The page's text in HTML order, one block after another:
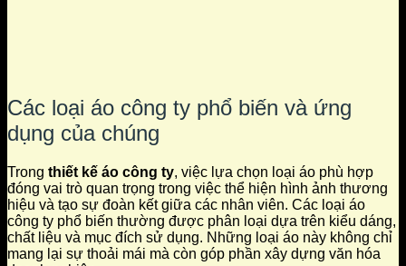
Các loại áo công ty phổ biến và ứng
dụng của chúng
Trong thiết kế áo công ty, việc lựa chọn loại áo phù hợp
đóng vai trò quan trọng trong việc thể hiện hình ảnh thương
hiệu và tạo sự đoàn kết giữa các nhân viên. Các loại áo
công ty phổ biến thường được phân loại dựa trên kiểu dáng,
chất liệu và mục đích sử dụng. Những loại áo này không chỉ
mang lại sự thoải mái mà còn góp phần xây dựng văn hóa